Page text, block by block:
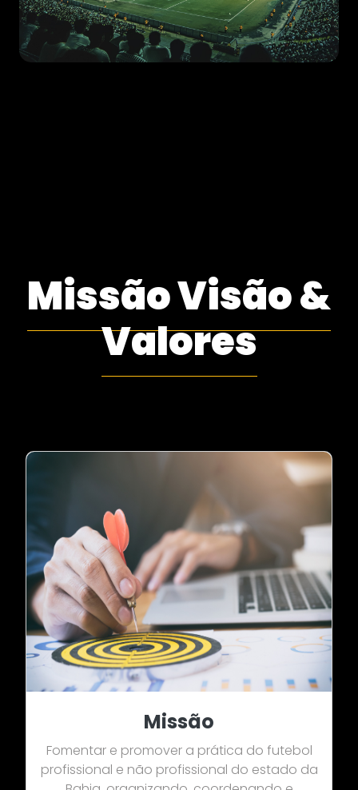
Missão Visão &
Valores
Missão
Fomentar e promover a prática do futebol
profissional e não profissional do estado da